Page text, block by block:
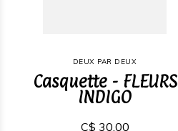
DEUX PAR DEUX
Casquette - FLEURS
INDIGO
C$ 30,00